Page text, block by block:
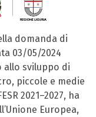
domanda di
03/05/2024
allo sviluppo di
piccole e medie
2021–2027, ha
Europea,